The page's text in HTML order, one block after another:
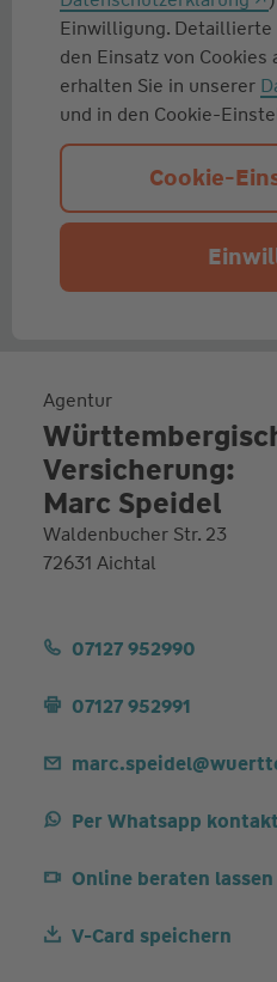
Einwilligung.
den Einsatz von
erhalten Sie in unserer
und in den Cookie-
Cookie-
Agentur
Versicherung:
Marc Speidel
Waldenbucher Str. 23
72631 Aichtal
07127 952990
07127 952991
Per Whatsapp
Online beraten lassen
V-Card speichern